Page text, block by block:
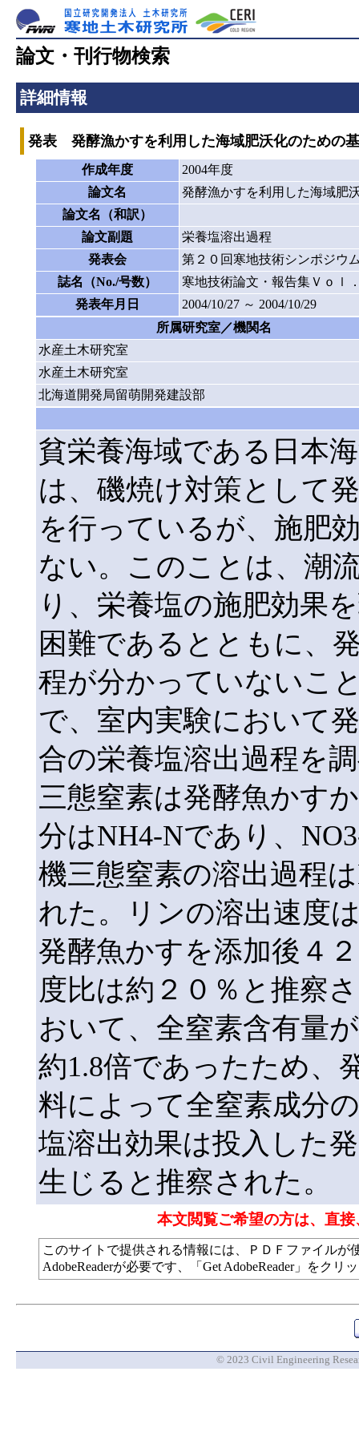
論文・刊行物検索
詳細情報
発表 発酵漁かすを利用した海域肥沃化のための
作成年度
2004年度
論文名
発酵漁かすを利用した海域肥
論文名（和訳）
論文副題
栄養塩溶出過程
発表会
第２０回寒地技術シンポジウ
誌名（No./号数）
寒地技術論文・報告集Ｖｏｌ
発表年月日
2004/10/27 ～ 2004/10/29
所属研究室／機関名
水産土木研究室
水産土木研究室
北海道開発局留萌開発建設部
貧栄養海域である日本
は、磯焼け対策として
を行っているが、施肥
ない。このことは、潮
り、栄養塩の施肥効果
困難であるとともに、
程が分かっていないこ
で、室内実験において
合の栄養塩溶出過程を
三態窒素は発酵魚かす
分はNH4-Nであり、
機三態窒素の溶出過程
れた。リンの溶出速度
発酵魚かすを添加後４
度比は約２０％と推察
おいて、全窒素含有量
約1.8倍であったため、
料によって全窒素成分
塩溶出効果は投入した
生じると推察された。
本文閲覧ご希望の方は、直
このサイトで提供される情報には、ＰＤＦファイル
AdobeReaderが必要です、「Get AdobeReader」をク
© 2023 Civil Engineering